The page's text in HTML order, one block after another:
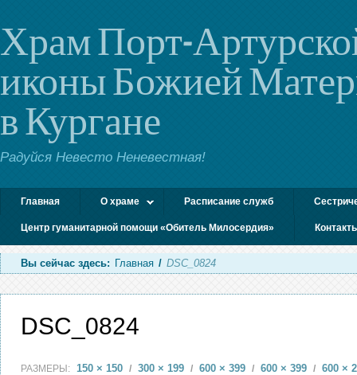
Храм Порт-
иконы Божией
в Кургане
Радуйся Невесто Неневестная!
Главная О храме Расписание служб
Центр гуманитарной помощи «Обитель Милосердия»
Вы сейчас здесь: Главная / DSC_0824
DSC_0824
РАЗМЕРЫ: 150 × 150 / 300 × 199 / 600 × 399 / 600 × 399 / 600 ×